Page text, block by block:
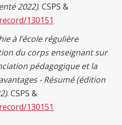
2022). CSPS &
130151
à l’école régulière
du corpsenseignant sur
pédagogique et la
- Résumé (édition
. CSPS &
130151